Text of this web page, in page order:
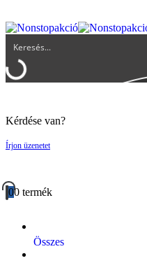
Kérdése van?
Írjon üzenetet
00 termék
Összes